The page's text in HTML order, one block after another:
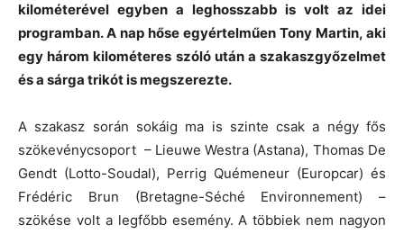
kilométerével egyben a leghosszabb is volt az idei
programban. A nap hőse egyértelműen Tony Martin, aki
egy három kilométeres szóló után a szakaszgyőzelmet
és a sárga trikót is megszerezte.
A szakasz során sokáig ma is szinte csak a négy fős
szökevénycsoport – Lieuwe Westra (Astana), Thomas De
Gendt (Lotto-Soudal), Perrig Quémeneur (Europcar) és
Frédéric Brun (Bretagne-Séché Environnement) –
szökése volt a legfőbb esemény. A többiek nem nagyon